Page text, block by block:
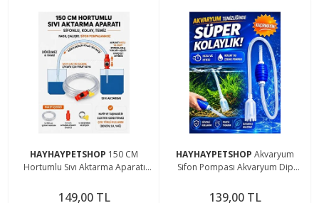
HAYHAYPETSHOP 150 CM
Hortumlu Sıvı Aktarma Aparatı
Transfer Pompası Kolay
149,00 TL
HAYHAYPETSHOP Akvaryum
Sifon Pompası Akvaryum Dip
Temizlik Aparatı
139,00 TL